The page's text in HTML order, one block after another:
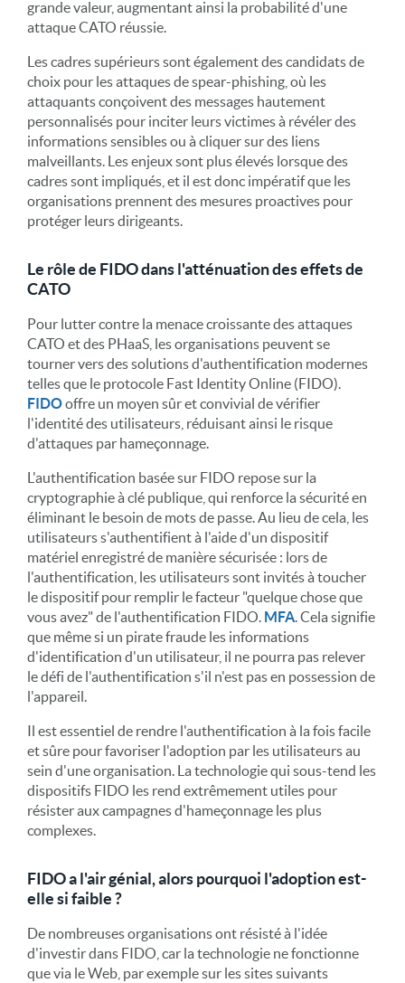
grande valeur, augmentant ainsi la probabilité d'une
attaque CATO réussie.
Les cadres supérieurs sont également des candidats de
choix pour les attaques de spear-phishing, où les
attaquants conçoivent des messages hautement
personnalisés pour inciter leurs victimes à révéler des
informations sensibles ou à cliquer sur des liens
malveillants. Les enjeux sont plus élevés lorsque des
cadres sont impliqués, et il est donc impératif que les
organisations prennent des mesures proactives pour
protéger leurs dirigeants.
Le rôle de FIDO dans l'atténuation des effets de
CATO
Pour lutter contre la menace croissante des attaques
CATO et des PHaaS, les organisations peuvent se
tourner vers des solutions d'authentification modernes
telles que le protocole Fast Identity Online (FIDO).
FIDOoffre un moyen sûr et convivial de vérifier
l'identité des utilisateurs, réduisant ainsi le risque
d'attaques par hameçonnage.
L'authentification basée sur FIDO repose sur la
cryptographie à clé publique, qui renforce la sécurité en
éliminant le besoin de mots de passe. Au lieu de cela, les
utilisateurs s'authentifient à l'aide d'un dispositif
matériel enregistré de manière sécurisée : lors de
l'authentification, les utilisateurs sont invités à toucher
le dispositif pour remplir le facteur "quelque chose que
vous avez" de l'authentification FIDO. MFA . Cela signifie
que même si un pirate fraude les informations
d'identification d'un utilisateur, il ne pourra pas relever
le défi de l'authentification s'il n'est pas en possession de
l'appareil.
Il est essentiel de rendre l'authentification à la fois facile
et sûre pour favoriser l'adoption par les utilisateurs au
sein d'une organisation. La technologie qui sous-tend les
dispositifs FIDO les rend extrêmement utiles pour
résister aux campagnes d'hameçonnage les plus
complexes.
FIDO a l'air génial, alors pourquoi l'adoption est-
elle si faible ?
De nombreuses organisations ont résisté à l'idée
d'investir dans FIDO, car la technologie ne fonctionne
que via le Web, par exemple sur les sites suivants